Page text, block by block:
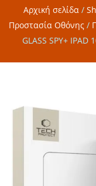
Αρχική σελίδα /
Προστασία Οθόνης /
GLASS SPY+ IPAD